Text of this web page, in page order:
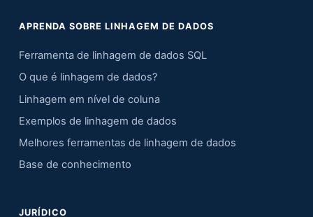
APRENDA SOBRE LINHAGEM DE DADOS
Ferramenta de linhagem de dados SQL
O que é linhagem de dados?
Linhagem em nível de coluna
Exemplos de linhagem de dados
Melhores ferramentas de linhagem de dados
Base de conhecimento
JURÍDICO